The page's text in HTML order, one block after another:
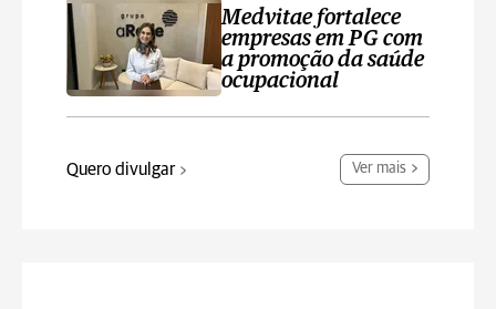
Medvitae fortalece
empresas em PG com
a promoção da saúde
ocupacional
Quero divulgar Ver mais